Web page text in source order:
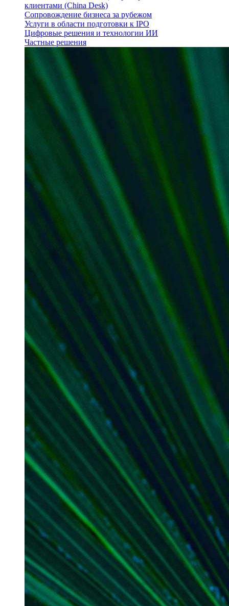
клиентами (China Desk)
Сопровождение бизнеса за рубежом
Услуги в области подготовки к IPO
Цифровые решения и технологии ИИ
Частные решения